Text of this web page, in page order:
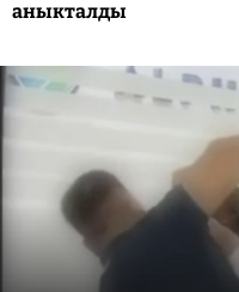
аныкталды